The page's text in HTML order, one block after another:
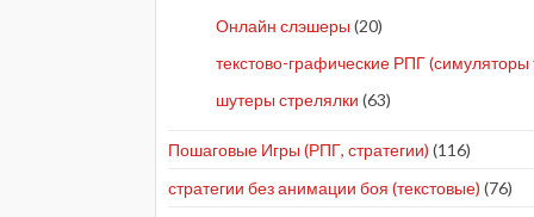
Онлайн слэшеры (20)
текстово-графические РПГ
шутеры стрелялки (63)
Пошаговые Игры (РПГ, стратегии) (116)
стратегии без анимации боя (текстовые) (76)